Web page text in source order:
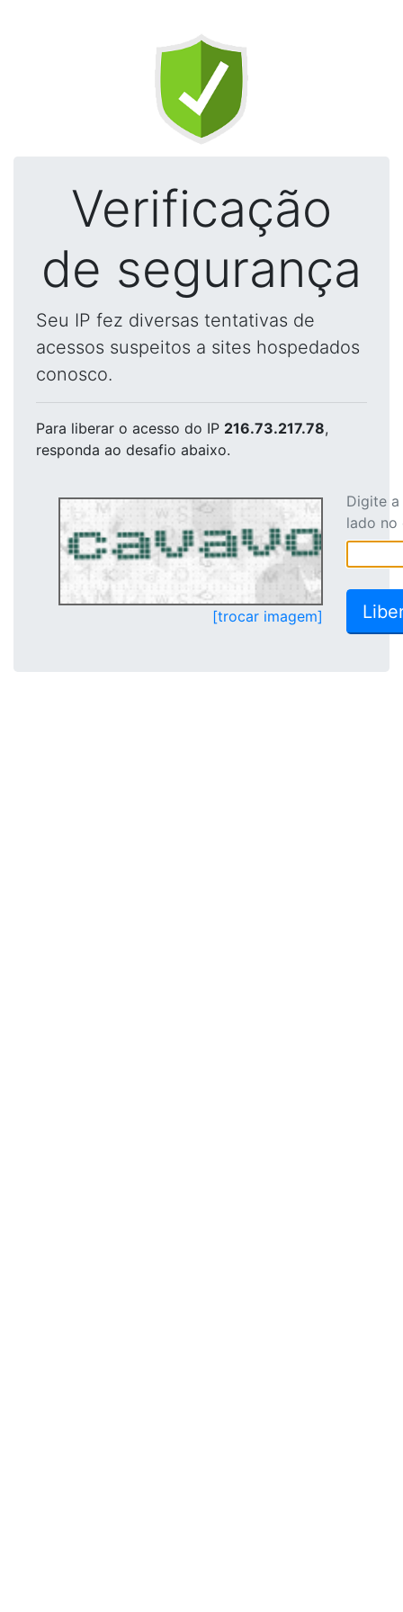
Verificação
de segurança
Seu IP fez diversas tentativas de
acessos suspeitos a sites hospedados
conosco.
Para liberar o acesso do IP 216.73.217.78,
responda ao desafio abaixo.
[trocar imagem]
Digite
lado no